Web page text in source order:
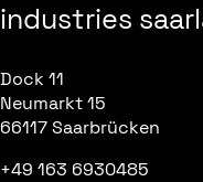
industries
Dock 11
Neumarkt 15
66117 Saarbrücken
+49 163 6930485